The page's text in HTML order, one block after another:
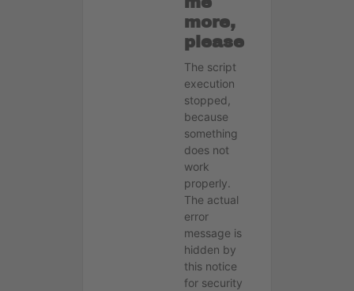
more,
please
The script
execution
stopped,
because
something
does not
work
properly.
The actual
error
message is
hidden by
this notice
for security